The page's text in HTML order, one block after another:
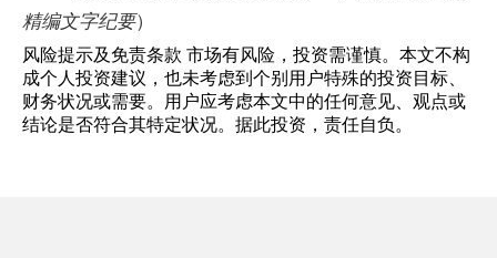
精编文字纪要）
风险提示及免责条款 市场有风险，投资需谨慎。本文不构
成个人投资建议，也未考虑到个别用户特殊的投资目标、
财务状况或需要。用户应考虑本文中的任何意见、观点或
结论是否符合其特定状况。据此投资，责任自负。